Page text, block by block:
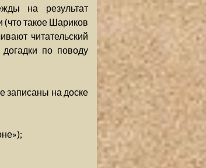
на результат
(что такое Шариков
читательский
по поводу
записаны на доске